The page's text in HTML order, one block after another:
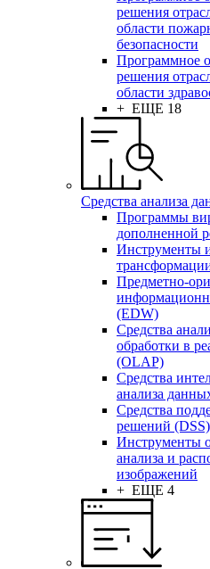
решения
области
безопасности
Программное
решения
области
+ ЕЩЕ 18
Средства анализа
Программы
дополненной
Инструменты
Предметно-
(EDW)
Средства
обработки в
(OLAP)
Средства
анализа
Средства
решений (DSS)
Инструменты
анализа и
изображений
+ ЕЩЕ 4